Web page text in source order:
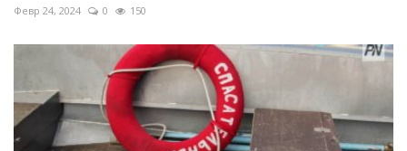
Февр 24, 2024 0 150